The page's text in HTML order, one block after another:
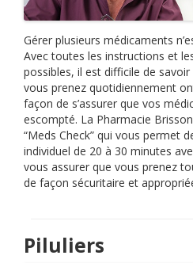
Gérer plusieurs médicaments
Avec toutes les instructions et
possibles, il est difficile de
vous prenez quotidiennement
façon de s’assurer que vos
escompté. La Pharmacie
“Meds Check” qui vous permet
individuel de 20 à 30 minutes
vous assurer que vous prenez
de façon sécuritaire et
Piluliers